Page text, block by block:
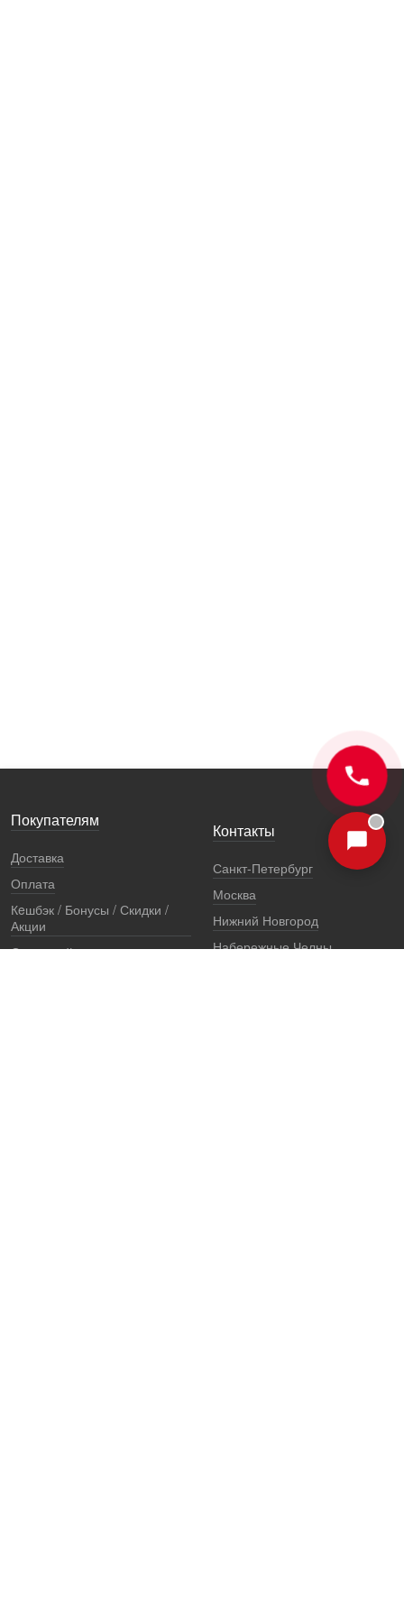
Покупателям
Доставка
Оплата
Кeшбэк / Бонусы / Скидки /
Акции
Остерегайтесь подделок
Контакты
Санкт-Петербург
Москва
Нижний Новгород
Набережные Челны